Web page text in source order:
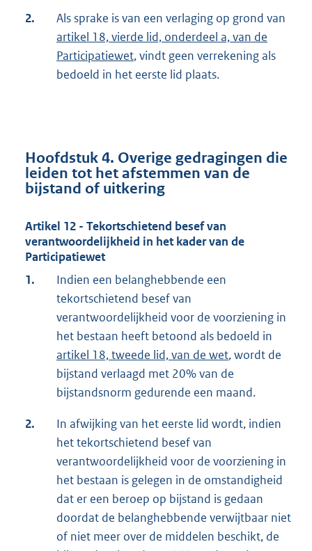
2.
Als sprake is van een verlaging op grond van
artikel 18, vierde lid, onderdeel a, van de
Participatiewet, vindt geen verrekening als
bedoeld in het eerste lid plaats.
Hoofdstuk 4. Overige gedragingen die
leiden tot het afstemmen van de
bijstand of uitkering
Artikel 12 - Tekortschietend besef van
verantwoordelijkheid in het kader van de
Participatiewet
1.
Indien een belanghebbende een
tekortschietend besef van
verantwoordelijkheid voor de voorziening in
het bestaan heeft betoond als bedoeld in
artikel 18, tweede lid, van de wet, wordt de
bijstand verlaagd met 20% van de
bijstandsnorm gedurende een maand.
2.
In afwijking van het eerste lid wordt, indien
het tekortschietend besef van
verantwoordelijkheid voor de voorziening in
het bestaan is gelegen in de omstandigheid
dat er een beroep op bijstand is gedaan
doordat de belanghebbende verwijtbaar niet
of niet meer over de middelen beschikt, de